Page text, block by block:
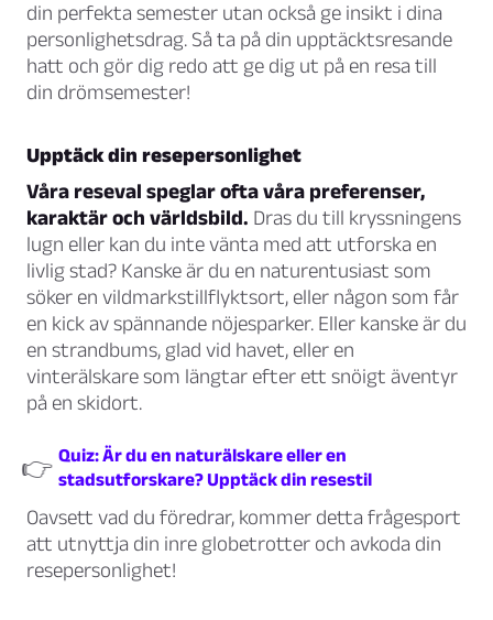
din perfekta semester utan också ge insikt i dina
personlighetsdrag. Så ta på din upptäcktsresande
hatt och gör dig redo att ge dig ut på en resa till
din drömsemester!
Upptäck din resepersonlighet
Våra reseval speglar ofta våra preferenser,
karaktär och världsbild. Dras du till kryssningens
lugn eller kan du inte vänta med att utforska en
livlig stad? Kanske är du en naturentusiast som
söker en vildmarkstillflyktsort, eller någon som får
en kick av spännande nöjesparker. Eller kanske är du
en strandbums, glad vid havet, eller en
vinterälskare som längtar efter ett snöigt äventyr
på en skidort.
👉 Quiz: Är du en naturälskare eller en
stadsutforskare? Upptäck din resestil
Oavsett vad du föredrar, kommer detta frågesport
att utnyttja din inre globetrotter och avkoda din
resepersonlighet!